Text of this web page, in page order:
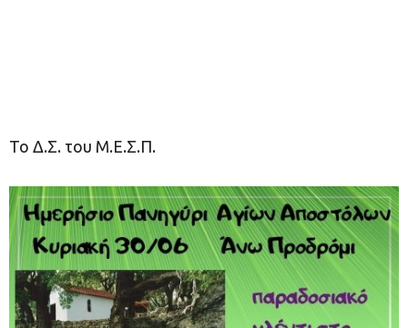
Το Δ.Σ. του Μ.Ε.Σ.Π.